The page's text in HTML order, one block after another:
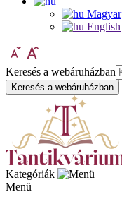
Magyar
English
Keresés a webáruházban
Keresés a webáruházban
Kategóriák
Menü